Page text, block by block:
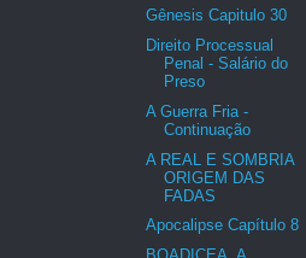
Gênesis Capitulo 30
Direito Processual
Penal - Salário do
Preso
A Guerra Fria -
Continuação
A REAL E SOMBRIA
ORIGEM DAS
FADAS
Apocalipse Capítulo 8